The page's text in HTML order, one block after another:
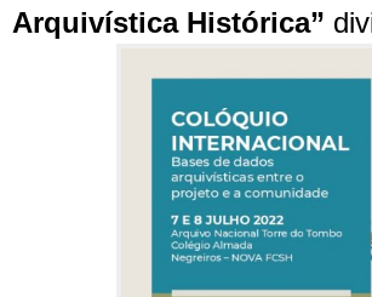
Arquivística Histórica”